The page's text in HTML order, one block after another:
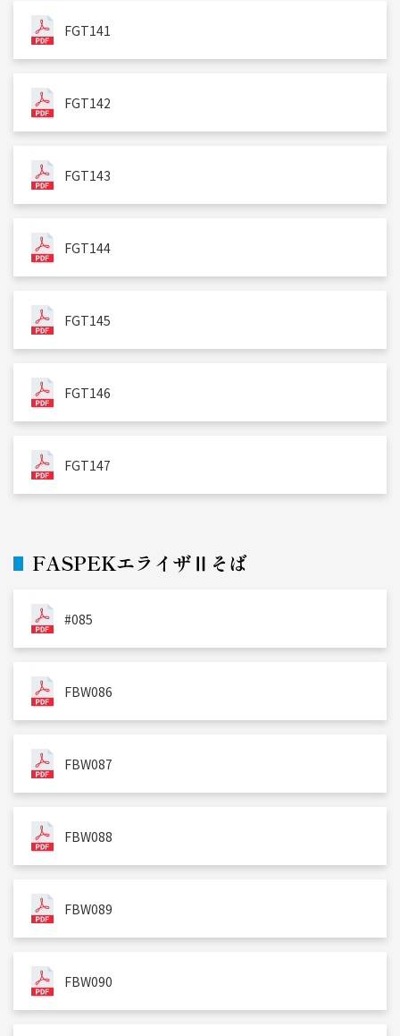
FGT141
FGT142
FGT143
FGT144
FGT145
FGT146
FGT147
FASPEKエライザⅡそば
#085
FBW086
FBW087
FBW088
FBW089
FBW090